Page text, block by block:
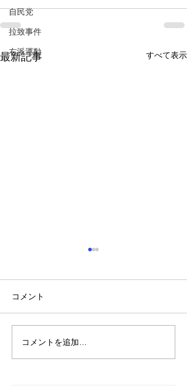
自民党
拉致事件
右派運動
最新記事 すべて表示
れいわ・山本太郎が代表
辞任 日本第一党・桜井
コメント
コメントを追加…